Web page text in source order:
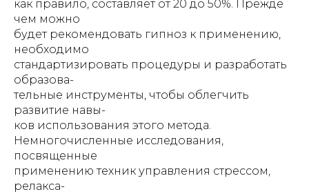
как правило, составляет от 20 до 50%. Прежде
чем можно
будет рекомендовать гипноз к применению,
необходимо
стандартизировать процедуры и разработать
образова-
тельные инструменты, чтобы облегчить
развитие навы-
ков использования этого метода.
Немногочисленные исследования,
посвященные
применению техник управления стрессом,
релакса-